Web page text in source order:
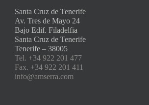
Santa Cruz de Tenerife
Av. Tres de Mayo 24
Bajo Edif. Filadelfia
Santa Cruz de Tenerife
Tenerife – 38005
Tel. +34 922 201 477
Fax. +34 922 201 411
info@amserra.com